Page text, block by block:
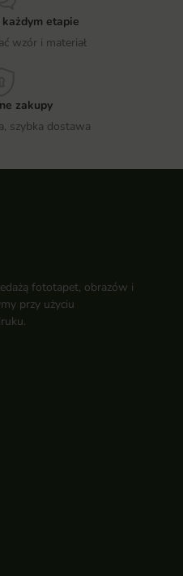
etapie
wzór i materiał
zakupy
szybka dostawa
fototapet, obrazów i
przy użyciu